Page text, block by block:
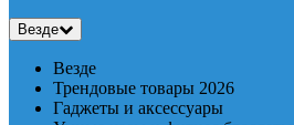
Везде
Везде
Трендовые товары 2026
Гаджеты и аксессуары